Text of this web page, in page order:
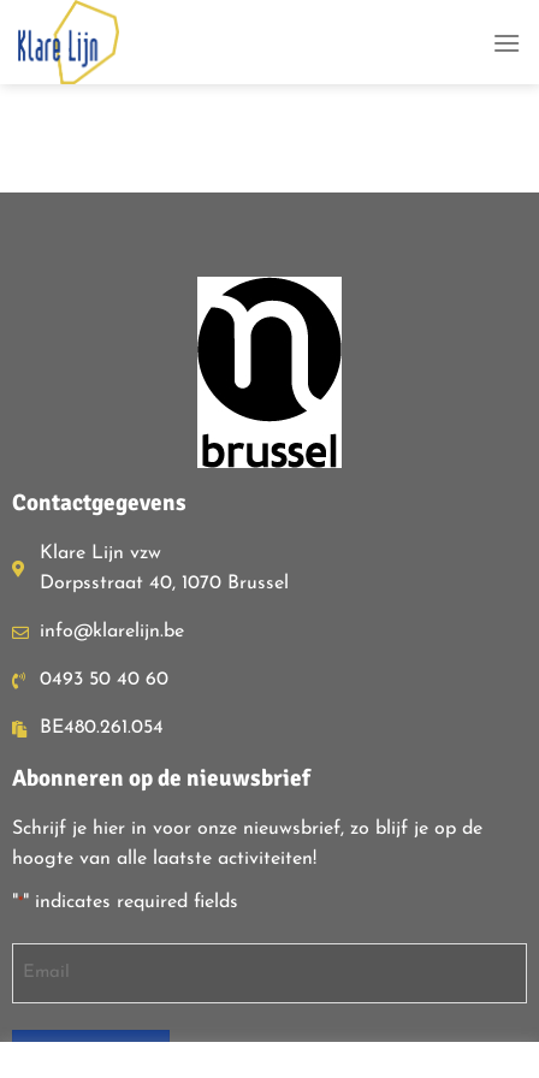
Contactgegevens
Klare Lijn vzw
Dorpsstraat 40, 1070 Brussel
info@klarelijn.be
0493 50 40 60
BE480.261.054
Abonneren op de nieuwsbrief
Schrijf je hier in voor onze nieuwsbrief, zo blijf je op de
hoogte van alle laatste activiteiten!
"*" indicates required fields